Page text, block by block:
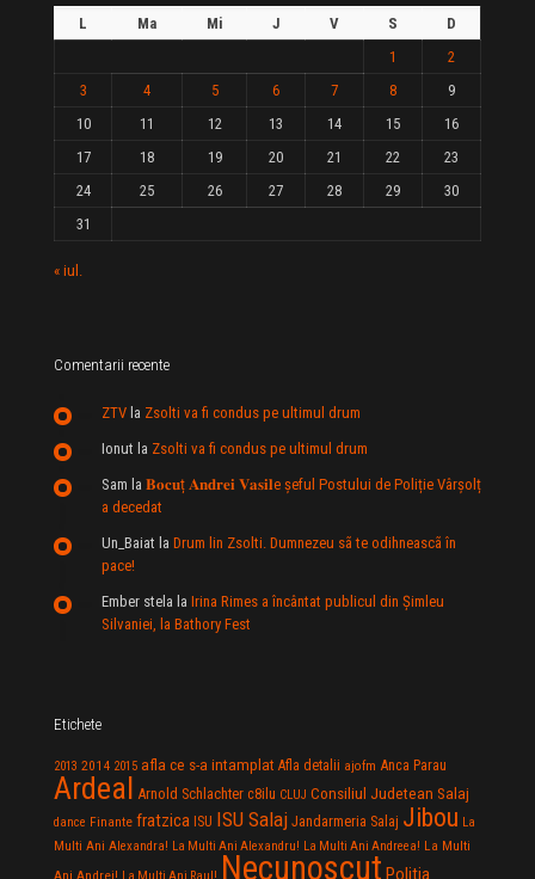
L Ma Mi J V S
D
1
2
3
4 5 6 7 8
9
10
11 12 13 14 15
16
17
18 19 20 21 22
23
24
25 26 27 28 29
30
31
« iul.
Comentarii recente
ZTV la Zsolti va fi condus pe ultimul drum
Ionut la Zsolti va fi condus pe ultimul drum
Sam la 𝐁𝐨𝐜𝐮ț 𝐀𝐧𝐝𝐫𝐞𝐢 𝐕𝐚𝐬𝐢𝐥e şeful Postului de Poliție Vârșolț
a decedat
Un_Baiat la Drum lin Zsolti. Dumnezeu sã te odihneascã în
pace!
Ember stela la Irina Rimes a încântat publicul din Şimleu
Silvaniei, la Bathory Fest
Etichete
2013 2014 2015 afla ce s-a intamplat Afla detalii ajofm Anca Parau
Ardeal Arnold Schlachter c8ilu CLUJ Consiliul Judetean Salaj
dance Finante fratzica ISU ISU Salaj Jandarmeria Salaj Jibou La
Multi Ani Alexandra! La Multi Ani Alexandru! La Multi Ani Andreea! La Multi
Necunoscut Politia